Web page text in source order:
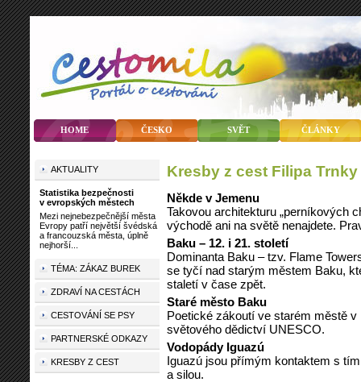
HOME ČESKO SVĚT ČLÁNKY
Kresby z cest Filipa Trnky
Někde v Jemenu
Takovou architekturu „perníkových
východě ani na světě nenajdete.
Baku – 12. i 21. století
Dominanta Baku – tzv. Flame
se tyčí nad starým městem Baku,
staletí v čase zpět.
Staré město Baku
Poetické zákoutí ve starém městě
světového dědictví UNESCO.
Vodopády Iguazú
Iguazú jsou přímým kontaktem s
a silou.
AKTUALITY
Statistika bezpečnosti
v evropských městech
Mezi nejnebezpečnější města
Evropy patří největší švédská
a francouzská města, úplně
nejhorší...
TÉMA: ZÁKAZ BUREK
ZDRAVÍ NA CESTÁCH
CESTOVÁNÍ SE PSY
PARTNERSKÉ ODKAZY
KRESBY Z CEST